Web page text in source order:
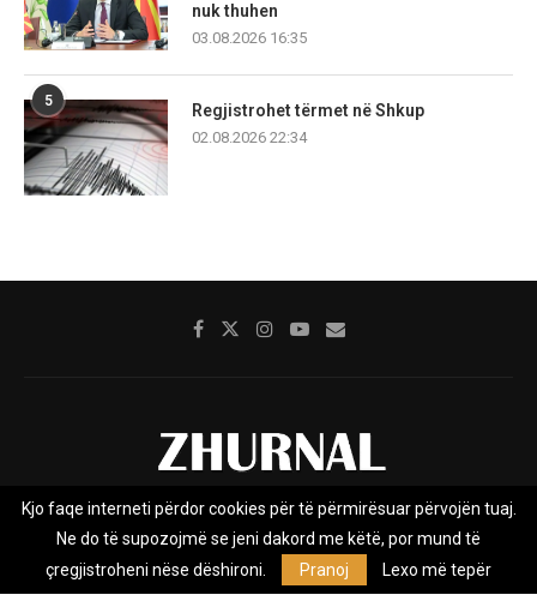
nuk thuhen
03.08.2026 16:35
5
Regjistrohet tërmet në Shkup
02.08.2026 22:34
Rreth nesh Impresumi Marketing
Privacy Policy
Zhurnal.mk është Agjenci e Lajmeve e pavarur, e themeluar në vitin
Kjo faqe interneti përdor cookies për të përmirësuar përvojën tuaj.
Ne do të supozojmë se jeni dakord me këtë, por mund të
çregjistroheni nëse dëshironi.
Pranoj Lexo më tepër